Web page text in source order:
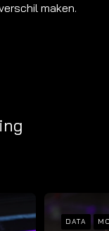
maken.
DATA